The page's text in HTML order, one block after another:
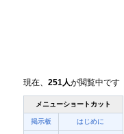
現在、 251人が閲覧中です
メニューショートカット
掲示板 はじめに